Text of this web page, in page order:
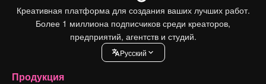
Креативная платформа для создания ваших лучших работ.
Более 1 миллиона подписчиков среди креаторов,
предприятий, агентств и студий.
Pусский
Продукция